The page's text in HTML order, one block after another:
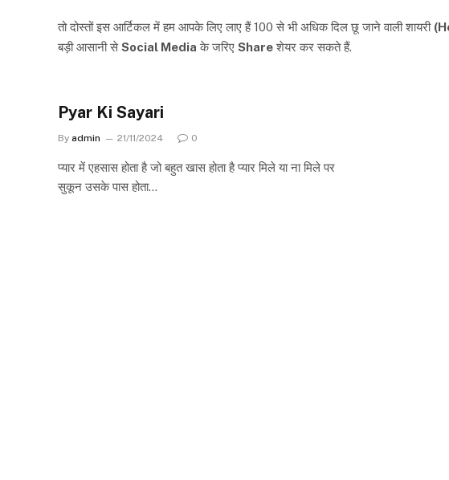
तो दोस्तों इस आर्टिकल में हम आपके लिए लाए हैं 100 से भी अधिक दिल छू जाने वाली शायरी
बड़ी आसानी सेSocial Media के जरिए Shareशेयर कर सकते हैं.
Pyar Ki Sayari
By admin 21/11/2024 0
प्यार में एहसास होता है जो बहुत खास होता है प्यार मिले या ना मिले पर
सुकून उसके पास होता…